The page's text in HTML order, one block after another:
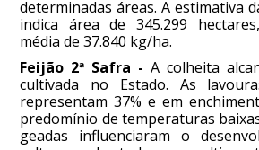
determinadas áreas. A estimativa
indica área de 345.299
média de 37.840 kg/ha.
Feijão 2ª Safra - A colheita
cultivada no Estado. As
representam 37% e em
predomínio de temperaturas
geadas influenciaram o